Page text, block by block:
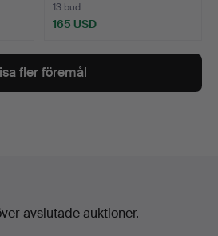
13 bud
165 USD
fler föremål
avslutade auktioner.